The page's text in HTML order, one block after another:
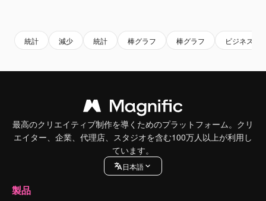
統計 減少 統計 棒グラフ 棒グラフ ビジネスと
最高のクリエイティブ制作を導くためのプラットフォーム。クリ
エイター、企業、代理店、スタジオを含む100万人以上が利用し
ています。
日本語
製品